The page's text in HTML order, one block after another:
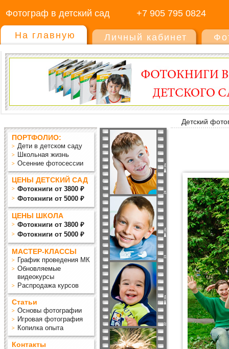
Фотограф в детский сад +7 905 795 0824
На главную Личный кабинет
Детский
ПОРТФОЛИО:
Дети в детском саду
Школьная жизнь
Осенние фотосессии
ЦЕНЫ ДЕТСКИЙ САД
Фотокниги от 3800 ₽
Фотокниги от 5000 ₽
ЦЕНЫ ШКОЛА
Фотокниги от 3800 ₽
Фотокниги от 5000 ₽
МАСТЕР-КЛАССЫ
График проведения МК
Обновляемые
видеокурсы
Распродажа курсов
Статьи
Основы фотографии
Игровая фотография
Копилка опыта
Контакты